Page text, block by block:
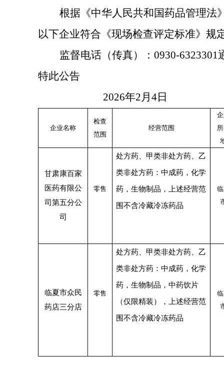
根据《中华人民共和国药品管理法
以下企业符合《现场检查评定标准》规
监督电话（传真）： 0930-
特此公告
2026年2月 4日
企业名称
检查
范围
经营范围
甘肃康百家
医药有限公
司第五分公
司
零售
处方药、甲类非处方药、乙
类非处方药：中成药，化学
药，生物制品，上述经营范
围不含冷藏冷冻药品
临夏市众民
药店三分店
零售
处方药、甲类非处方药、乙
类非处方药：中成药，化学
药，生物制品，中药饮片
（仅限精装），上述经营范
围不含冷藏冷冻药品